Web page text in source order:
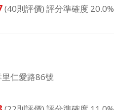
(40則評價) 評分準確度 20.0%
仁愛路86號